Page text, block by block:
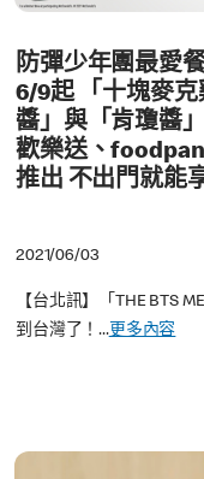
防彈少年團最愛
6/9起 「十塊麥
醬」與「肯瓊醬」
歡樂送、
推出 不出門就能
2021/06/03
【台北訊】「THE BTS
到台灣了！...更多內容